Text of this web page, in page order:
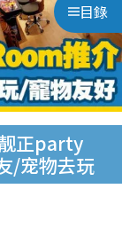
目錄
正party
/宠物去玩